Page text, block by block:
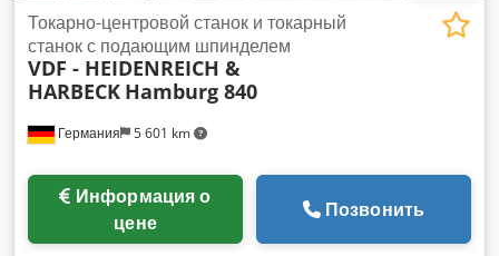
Германия 5 601 km
Токарно-центровой станок и токарный
станок с подающим шпинделем
VDF - HEIDENREICH &
HARBECK Hamburg 840
цене
Позвонить